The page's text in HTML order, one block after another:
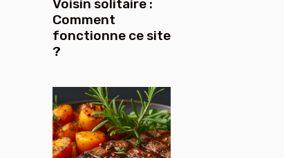
Voisin solitaire :
Comment
fonctionne ce site
?